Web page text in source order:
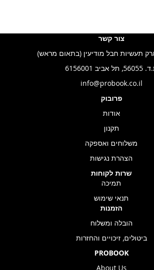
צור קשר
תל אביב 6156001
info@probook.co.il
פרובוק
אודות
תקנון
משלוחים ואספקה
הצהרת נגישות
שרות לקוחות
תמיכה
תנאי שימוש
הזמנות
הובלה ומשלוח
ביטולים, זיכויים והחזרות
PROBOOK
About Us